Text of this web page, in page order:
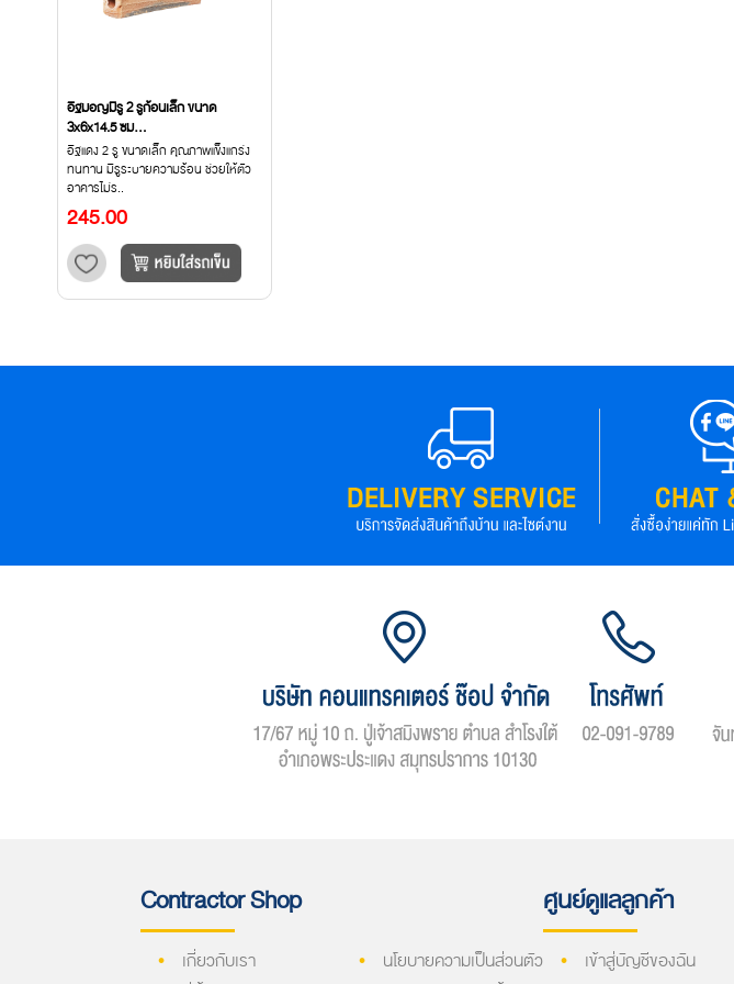
อิฐมอญมีรู 2 รูก้อนเล็ก ขนาด
3x6x14.5 ซม...
อิฐแดง 2 รู ขนาดเล็ก คุณภาพแข็งแกร่ง
ทนทาน มีรูระบายความร้อน ช่วยให้ตัว
อาคารไม่ร..
245.00
Contractor Shop
เกี่ยวกับเรา
นโยบายความเป็นส่วนตัว
ศูนย์ดูแลลูกค้า
เข้าสู่บัญชีของฉัน